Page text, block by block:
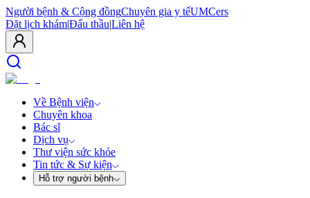
Người bệnh & Cộng đồngChuyên gia y tếUMCers
Đặt lịch khám|Đấu thầu|Liên hệ
Về Bệnh viện
Chuyên khoa
Bác sĩ
Dịch vụ
Thư viện sức khỏe
Tin tức & Sự kiện
Hỗ trợ người bệnh